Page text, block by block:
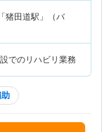
猪田道駅」（バ
でのリハビリ業務